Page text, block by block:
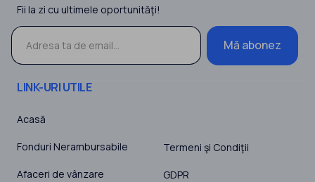
Fii la zi cu ultimele oportunităţi!
Mă abonez
LINK-URI UTILE
Acasă
Fonduri Nerambursabile
Afaceri de vânzare
Termeni şi Condiţii
GDPR